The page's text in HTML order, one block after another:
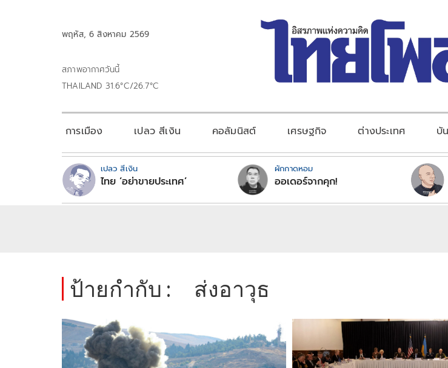
พฤหัส, 6 สิงหาคม 2569
สภาพอากาศวันนี้
THAILAND 31.6°C/26.7°C
การเมือง เปลว สีเงิน คอลัมนิสต์ เศรษฐกิจ ต่างประเทศ บั
เปลว สีเงิน
ไทย ‘อย่าขายประเทศ’
ผักกาดหอม
ออเดอร์จากคุก!
ป้ายกำกับ : ส่งอาวุธ